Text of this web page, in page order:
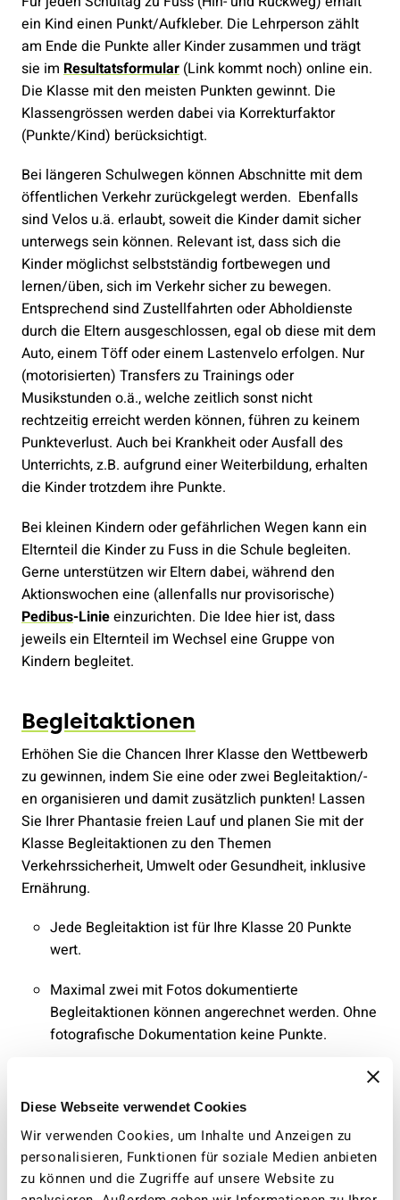
Diese Webseite verwendet Cookies
Wir verwenden Cookies, um Inhalte und Anzeigen zu
personalisieren, Funktionen für soziale Medien anbieten
zu können und die Zugriffe auf unsere Website zu
ein Kind einen Punkt/Aufkleber. Die Lehrperson zählt
am Ende die Punkte aller Kinder zusammen und trägt
sie im Resultatsformular (Link kommt noch) online ein.
Die Klasse mit den meisten Punkten gewinnt. Die
Klassengrössen werden dabei via Korrekturfaktor
(Punkte/Kind) berücksichtigt.
Bei längeren Schulwegen können Abschnitte mit dem
öffentlichen Verkehr zurückgelegt werden. Ebenfalls
sind Velos u.ä. erlaubt, soweit die Kinder damit sicher
unterwegs sein können. Relevant ist, dass sich die
Kinder möglichst selbstständig fortbewegen und
lernen/üben, sich im Verkehr sicher zu bewegen.
Entsprechend sind Zustellfahrten oder Abholdienste
durch die Eltern ausgeschlossen, egal ob diese mit dem
Auto, einem Töff oder einem Lastenvelo erfolgen. Nur
(motorisierten) Transfers zu Trainings oder
Musikstunden o.ä., welche zeitlich sonst nicht
rechtzeitig erreicht werden können, führen zu keinem
Punkteverlust. Auch bei Krankheit oder Ausfall des
Unterrichts, z.B. aufgrund einer Weiterbildung, erhalten
die Kinder trotzdem ihre Punkte.
Bei kleinen Kindern oder gefährlichen Wegen kann ein
Elternteil die Kinder zu Fuss in die Schule begleiten.
Gerne unterstützen wir Eltern dabei, während den
Aktionswochen eine (allenfalls nur provisorische)
Pedibus-Linieeinzurichten. Die Idee hier ist, dass
jeweils ein Elternteil im Wechsel eine Gruppe von
Kindern begleitet.
Begleitaktionen
Erhöhen Sie die Chancen Ihrer Klasse den Wettbewerb
zu gewinnen, indem Sie eine oder zwei Begleitaktion/-
en organisieren und damit zusätzlich punkten! Lassen
Sie Ihrer Phantasie freien Lauf und planen Sie mit der
Klasse Begleitaktionen zu den Themen
Verkehrssicherheit, Umwelt oder Gesundheit, inklusive
Ernährung.
Jede Begleitaktion ist für Ihre Klasse 20 Punkte
wert.
Maximal zwei mit Fotos dokumentierte
Begleitaktionen können angerechnet werden. Ohne
fotografische Dokumentation keine Punkte.
Zeitpunkt im selben Halbjahr stattfinden wie Ihre
Lassen Sie sich inspirieren: Hier finden Sie spannende
Ideen für Begleitaktionen.